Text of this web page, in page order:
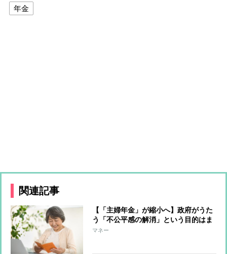
年金
関連記事
【「主婦年金」が縮小へ】政府がうた
う「不公平感の解消」という目的はま
やかし同然 真の狙いは“一人でも多
マネー